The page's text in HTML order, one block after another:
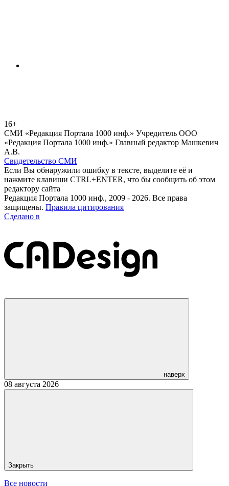
16+
СМИ «Редакция Портала 1000 инф.» Учредитель ООО
«Редакция Портала 1000 инф.» Главный редактор Машкевич
А.В.
Свидетельство СМИ
Если Вы обнаружили ошибку в тексте, выделите её и
нажмите клавиши CTRL+ENTER, что бы сообщить об этом
редактору сайта
Редакция Портала 1000 инф., 2009 - 2026. Все права
защищены. Правила цитирования
Сделано в
наверх
08 августа 2026
Закрыть
Все новости